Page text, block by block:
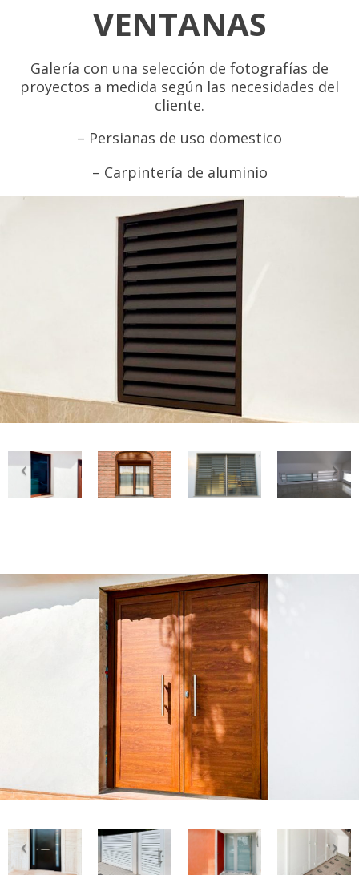
VENTANAS
Galería con una selección de fotografías de
proyectos a medida según las necesidades del
cliente.
– Persianas de uso domestico
– Carpintería de aluminio